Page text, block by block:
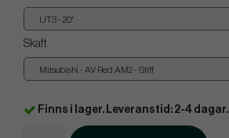
Skaft
Finns i lager. Leveranstid: 2-4 dagar.